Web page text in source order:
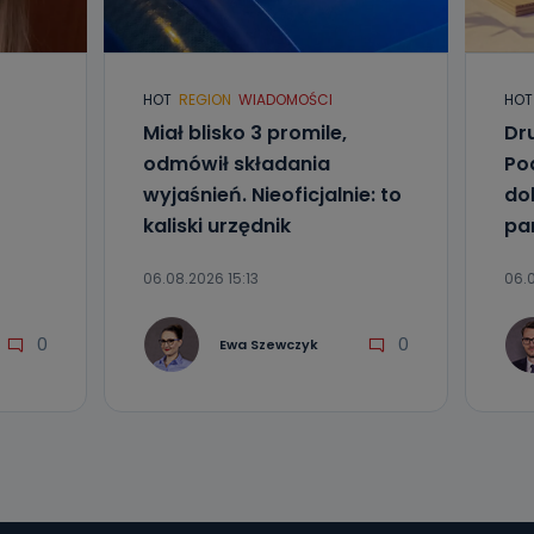
od
żądania
0
HOT REGION WIADOMOŚCI
Miał blisko 3 promile,
odmówił składania
wyjaśnień. Nieoficjalnie: to
kaliski urzędnik
06.08.2026 15:13
Ewa Szewczyk 0
HOT